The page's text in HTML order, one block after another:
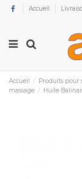
Accueil
Accueil Produits pour
massage
Huile